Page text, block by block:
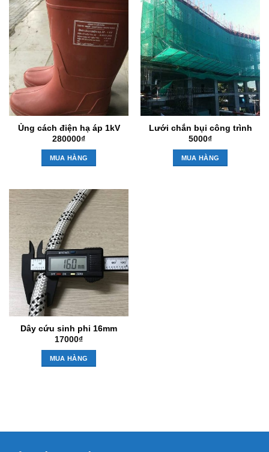
Ủng cách điện hạ áp 1kV
280000₫
MUA HÀNG
Lưới chắn bụi công trình
5000₫
MUA HÀNG
Dây cứu sinh phi 16mm
17000₫
MUA HÀNG